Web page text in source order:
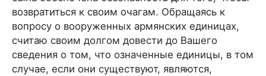
возвра­титься к своим очагам. Обращаясь к
вопросу о вооруженных армянских единицах,
считаю своим долгом довести до Вашего
сведения о том, что означенные единицы, в том
случае, если они существуют, являются,